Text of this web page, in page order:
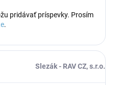
pridávať príspevky. Prosím
.
Slezák - RAV CZ, s.r.o.